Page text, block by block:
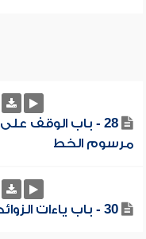
28 - باب الوقف على
مرسوم الخط
30 - باب ياءات الزوائد